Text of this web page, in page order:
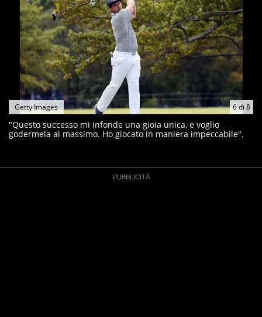
6di 8
Getty Images
"Questo successo mi infonde una gioia unica, e voglio
godermela al massimo. Ho giocato in maniera impeccabile".